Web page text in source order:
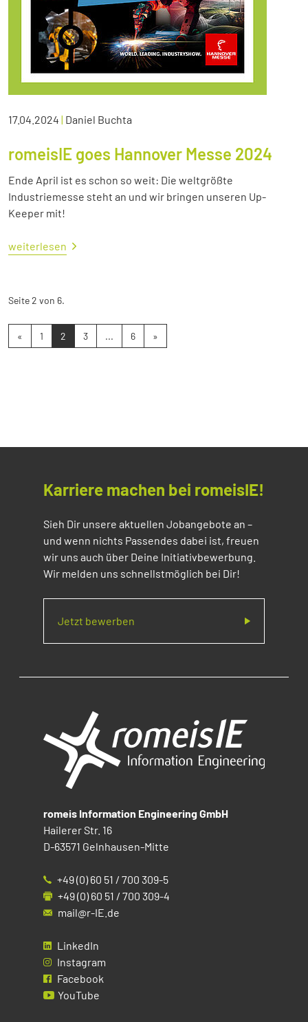
17.04.2024 | Daniel Buchta
romeisIE goes Hannover Messe 2024
Ende April ist es schon so weit: Die weltgrößte
Industriemesse steht an und wir bringen unseren Up-
Keeper mit!
weiterlesen
Seite 2 von 6.
« 1 2 3 ... 6 »
Karriere machen bei romeisIE!
Sieh Dir unsere aktuellen Jobangebote an –
und wenn nichts Passendes dabei ist, freuen
wir uns auch über Deine Initiativbewerbung.
Wir melden uns schnellstmöglich bei Dir!
Jetzt bewerben
romeis Information Engineering GmbH
Hailerer Str. 16
D-63571 Gelnhausen-Mitte
+49 (0) 60 51 / 700 309-5
+49 (0) 60 51 / 700 309-4
mail@r-IE.de
LinkedIn
Instagram
Facebook
YouTube